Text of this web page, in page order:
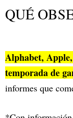
QUÉ
Alphabet,
temporada de
informes que